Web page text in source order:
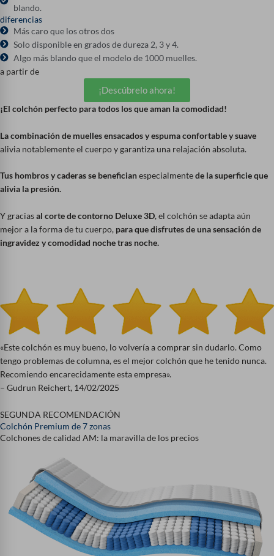
blando.
diferencias
Más caro que los otros dos
Solo disponible en grados de dureza 2, 3 y 4.
Algo más blando que el modelo de 1000 muelles.
a partir de
¡Descúbrelo ahora!
¡El colchón perfecto para todos los que aman la comodidad!
La combinación de muelles ensacados y espuma confortable y suave
alivia notablemente el cuerpo y garantiza una relajación absoluta.
Tus hombros y caderas se beneficianespecialmentede la superficie que
alivia la presión.
Y graciasal corte de contorno Deluxe 3D, el colchón se adapta aún
mejor a la forma de tu cuerpo, para que disfrutes de una sensación de
ingravidez y comodidad noche tras noche.
«Este colchón es muy bueno, lo volvería a comprar sin dudarlo. Como
tengo problemas de columna, es el mejor colchón que he tenido nunca.
Recomiendo encarecidamente esta empresa».
– Gudrun Reichert, 14/02/2025
SEGUNDA RECOMENDACIÓN
Colchón Premium de 7 zonas
Colchones de calidad AM: la maravilla de los precios